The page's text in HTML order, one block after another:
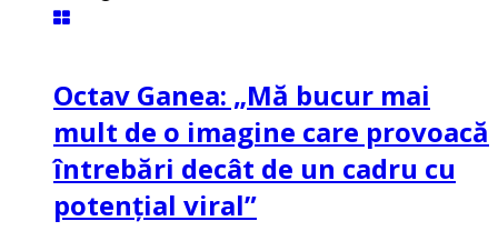
Octav Ganea: „Mă bucur mai
mult de o imagine care provoacă
întrebări decât de un cadru cu
potenţial viral”